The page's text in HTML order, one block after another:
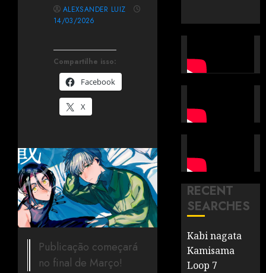
Compartilhe isso:
Facebook
X
ALEXSANDER LUIZ
14/03/2026
Publicação começará
no final de Março!
RECENT
SEARCHES
Kabi nagata
Kamisama
Loop 7